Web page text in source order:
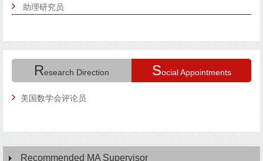
助理研究员
Research Direction Social Appointments
美国数学会评论员
Recommended MA Supervisor